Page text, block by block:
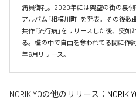
満員御礼。2020年には架空の街の裏
アルバム「相模川町」を発表。その後
共作「流行病」をリリースした後、突
る。檻の中で自由を奪われてる間に作
年6月リリース。
NORIKIYOの他のリリース：